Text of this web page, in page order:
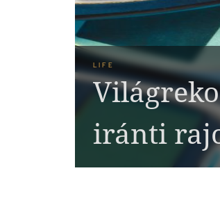
LIFE
iránti